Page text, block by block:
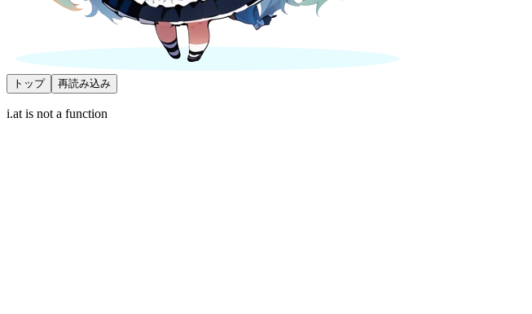
トップ 再読み込み
i.at is not a function